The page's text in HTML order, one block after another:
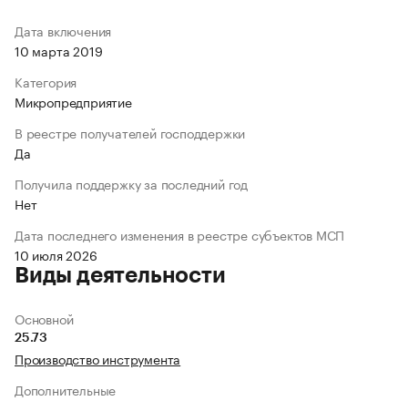
Дата включения
10 марта 2019
Категория
Микропредприятие
В реестре получателей господдержки
Да
Получила поддержку за последний год
Нет
Дата последнего изменения в реестре субъектов МСП
10 июля 2026
Виды деятельности
Основной
25.73
Производство инструмента
Дополнительные